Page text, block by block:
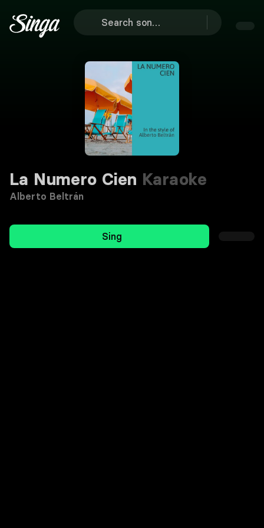
La Numero Cien Karaoke
Alberto Beltrán
Sing